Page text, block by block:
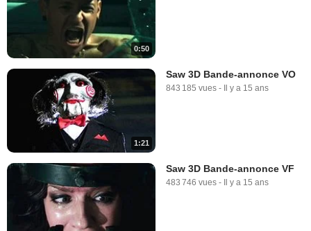
0:50
1:21
Saw 3D Bande-annonce VO
843 185 vues - Il y a 15 ans
Saw 3D Bande-annonce VF
483 746 vues - Il y a 15 ans